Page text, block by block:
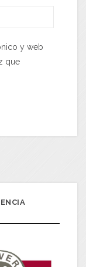
y web
que